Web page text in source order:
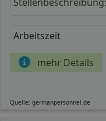
Arbeitszeit
mehr Details
Quelle: germanpersonnel.de